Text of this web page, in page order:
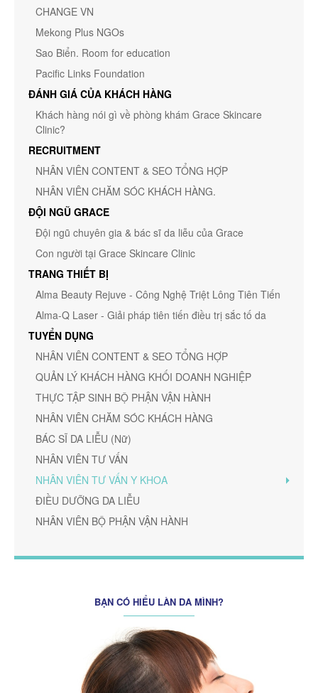
CHANGE VN
Mekong Plus NGOs
Sao Biển. Room for education
Pacific Links Foundation
ĐÁNH GIÁ CỦA KHÁCH HÀNG
Khách hàng nói gì về phòng khám Grace Skincare
Clinic?
RECRUITMENT
NHÂN VIÊN CONTENT & SEO TỔNG HỢP
NHÂN VIÊN CHĂM SÓC KHÁCH HÀNG.
ĐỘI NGŨ GRACE
Đội ngũ chuyên gia & bác sĩ da liễu của Grace
Con người tại Grace Skincare Clinic
TRANG THIẾT BỊ
Alma Beauty Rejuve - Công Nghệ Triệt Lông Tiên Tiến
Alma-Q Laser - Giải pháp tiên tiến điều trị sắc tố da
TUYỂN DỤNG
NHÂN VIÊN CONTENT & SEO TỔNG HỢP
QUẢN LÝ KHÁCH HÀNG KHỐI DOANH NGHIỆP
THỰC TẬP SINH BỘ PHẬN VẬN HÀNH
NHÂN VIÊN CHĂM SÓC KHÁCH HÀNG
BÁC SĨ DA LIỄU (Nữ)
NHÂN VIÊN TƯ VẤN
NHÂN VIÊN TƯ VẤN Y KHOA
ĐIỀU DƯỠNG DA LIỄU
NHÂN VIÊN BỘ PHẬN VẬN HÀNH
BẠN CÓ HIỂU LÀN DA MÌNH?